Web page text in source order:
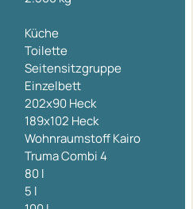
Küche
Toilette
Seitensitzgruppe
Einzelbett
202x90 Heck
189x102 Heck
Wohnraumstoff Kairo
Truma Combi 4
80 l
5 l